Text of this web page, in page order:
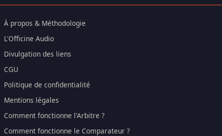
À propos & Méthodologie
L'Officine Audio
Divulgation des liens
CGU
Politique de confidentialité
Mentions légales
Comment fonctionne l'Arbitre ?
Comment fonctionne le Comparateur ?